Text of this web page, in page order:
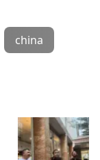
china